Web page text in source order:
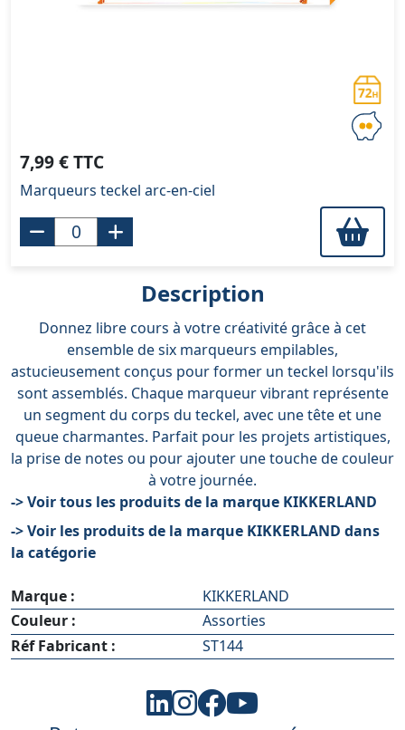
7,99 € TTC
Marqueurs teckel arc-en-ciel
Description
Donnez libre cours à votre créativité grâce à cet
ensemble de six marqueurs empilables,
astucieusement conçus pour former un teckel lorsqu'ils
sont assemblés. Chaque marqueur vibrant représente
un segment du corps du teckel, avec une tête et une
queue charmantes. Parfait pour les projets artistiques,
la prise de notes ou pour ajouter une touche de couleur
à votre journée.
-> Voir tous les produits de la marque KIKKERLAND
-> Voir les produits de la marque KIKKERLAND dans
la catégorie
Marque :
KIKKERLAND
Couleur :
Assorties
Réf Fabricant :
ST144